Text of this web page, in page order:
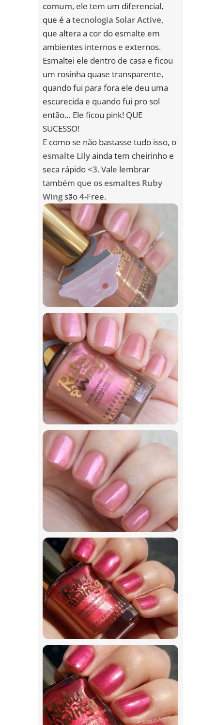
comum, ele tem um diferencial,
que é a tecnologia Solar Active,
que altera a cor do esmalte em
ambientes internos e externos.
Esmaltei ele dentro de casa e ficou
um rosinha quase transparente,
quando fui para fora ele deu uma
escurecida e quando fui pro sol
então… Ele ficou pink! QUE
SUCESSO!
E como se não bastasse tudo isso, o
esmalte Lilyainda tem cheirinho e
seca rápido <3. Vale lembrar
também que os esmaltes Ruby
Wingsão 4-Free.